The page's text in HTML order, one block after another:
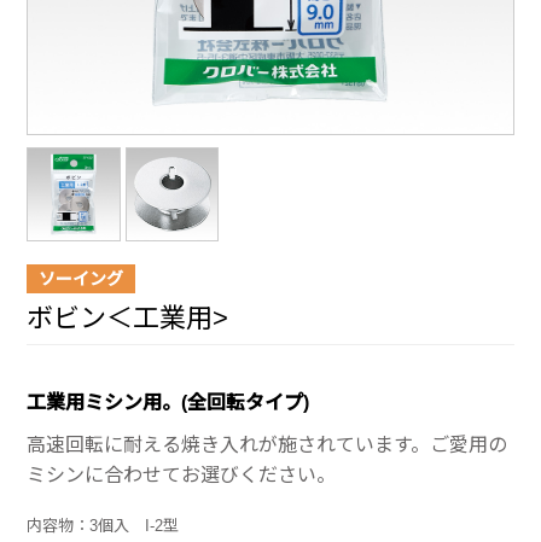
ソーイング
ボビン＜工業用>
工業用ミシン用。(全回転タイプ)
高速回転に耐える焼き入れが施されています。ご愛用の
ミシンに合わせてお選びください。
内容物：3個入 I-2型